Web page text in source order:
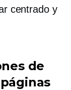
centrado y
de